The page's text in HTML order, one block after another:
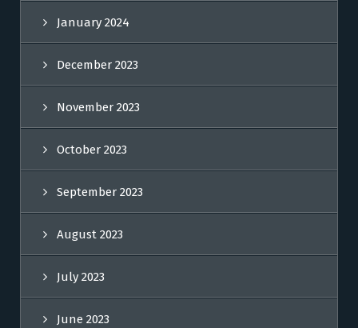
January 2024
December 2023
November 2023
October 2023
September 2023
August 2023
July 2023
June 2023